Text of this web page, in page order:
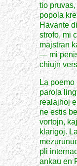
tio
popola
Havante
strofo, mi
majstran
— mi
chiujn
La
parola
realajhoj
ne estis
vortojn,
klarigoj.
pli
ankau en